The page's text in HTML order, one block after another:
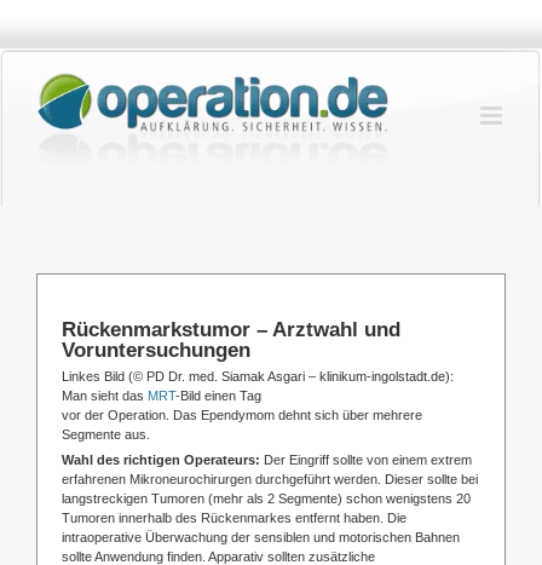
springen
Rückenmarkstumor – Arztwahl und
Voruntersuchungen
Linkes Bild (© PD Dr. med. Siamak Asgari – klinikum-ingolstadt.de):
Man sieht das MRT-Bild einen Tag
vor der Operation. Das Ependymom dehnt sich über mehrere
Segmente aus.
Wahl des richtigen Operateurs: Der Eingriff sollte von einem extrem
erfahrenen Mikroneurochirurgen durchgeführt werden. Dieser sollte bei
langstreckigen Tumoren (mehr als 2 Segmente) schon wenigstens 20
Tumoren innerhalb des Rückenmarkes entfernt haben. Die
intraoperative Überwachung der sensiblen und motorischen Bahnen
sollte Anwendung finden. Apparativ sollten zusätzliche